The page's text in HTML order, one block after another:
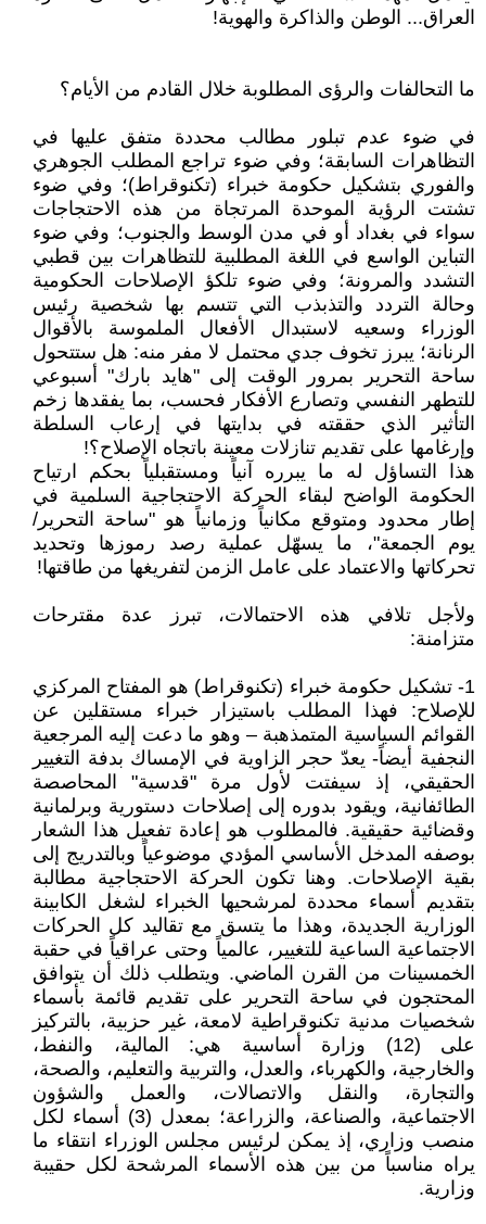
العراق... الوطن والذاكرة والهوية!
ما التحالفات والرؤى المطلوبة خلال القادم من الأيام؟
في ضوء عدم تبلور مطالب محددة متفق عليها في
التظاهرات السابقة؛ وفي ضوء تراجع المطلب الجوهري
والفوري بتشكيل حكومة خبراء (تكنوقراط)؛ وفي ضوء
تشتت الرؤية الموحدة المرتجاة من هذه الاحتجاجات
سواء في بغداد أو في مدن الوسط والجنوب؛ وفي ضوء
التباين الواسع في اللغة المطلبية للتظاهرات بين قطبي
التشدد والمرونة؛ وفي ضوء تلكؤ الإصلاحات الحكومية
وحالة التردد والتذبذب التي تتسم بها شخصية رئيس
الوزراء وسعيه لاستبدال الأفعال الملموسة بالأقوال
الرنانة؛ يبرز تخوف جدي محتمل لا مفر منه: هل ستتحول
ساحة التحرير بمرور الوقت إلى "هايد بارك" أسبوعي
للتطهر النفسي وتصارع الأفكار فحسب، بما يفقدها زخم
التأثير الذي حققته في بدايتها في إرعاب السلطة
وإرغامها على تقديم تنازلات معينة باتجاه الإصلاح؟!
هذا التساؤل له ما يبرره آنياً ومستقبلياً بحكم ارتياح
الحكومة الواضح لبقاء الحركة الاحتجاجية السلمية في
إطار محدود ومتوقع مكانياً وزمانياً هو "ساحة التحرير/
يوم الجمعة"، ما يسهّل عملية رصد رموزها وتحديد
تحركاتها والاعتماد على عامل الزمن لتفريغها من طاقتها!
ولأجل تلافي هذه الاحتمالات، تبرز عدة مقترحات
متزامنة:
1- تشكيل حكومة خبراء (تكنوقراط) هو المفتاح المركزي
للإصلاح: فهذا المطلب باستيزار خبراء مستقلين عن
القوائم السياسية المتمذهبة – وهو ما دعت إليه المرجعية
النجفية أيضاً- يعدّ حجر الزاوية في الإمساك بدفة التغيير
الحقيقي، إذ سيفتت لأول مرة "قدسية" المحاصصة
الطائفانية، ويقود بدوره إلى إصلاحات دستورية وبرلمانية
وقضائية حقيقية. فالمطلوب هو إعادة تفعيل هذا الشعار
بوصفه المدخل الأساسي المؤدي موضوعياً وبالتدريج إلى
بقية الإصلاحات. وهنا تكون الحركة الاحتجاجية مطالبة
بتقديم أسماء محددة لمرشحيها الخبراء لشغل الكابينة
الوزارية الجديدة، وهذا ما يتسق مع تقاليد كل الحركات
الاجتماعية الساعية للتغيير، عالمياً وحتى عراقياً في حقبة
الخمسينات من القرن الماضي. ويتطلب ذلك أن يتوافق
المحتجون في ساحة التحرير على تقديم قائمة بأسماء
شخصيات مدنية تكنوقراطية لامعة، غير حزبية، بالتركيز
على (12) وزارة أساسية هي: المالية، والنفط،
والخارجية، والكهرباء، والعدل، والتربية والتعليم، والصحة،
والتجارة، والنقل والاتصالات، والعمل والشؤون
الاجتماعية، والصناعة، والزراعة؛ بمعدل (3) أسماء لكل
منصب وزاري، إذ يمكن لرئيس مجلس الوزراء انتقاء ما
يراه مناسباً من بين هذه الأسماء المرشحة لكل حقيبة
وزارية.